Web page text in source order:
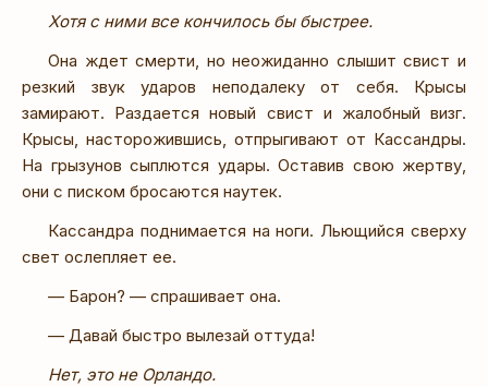
Хотя с ними все кончилось бы быстрее.
Она ждет смерти, но неожиданно слышит свист и
резкий звук ударов неподалеку от себя. Крысы
замирают. Раздается новый свист и жалобный визг.
Крысы, насторожившись, отпрыгивают от Кассандры.
На грызунов сыплются удары. Оставив свою жертву,
они с писком бросаются наутек.
Кассандра поднимается на ноги. Льющийся сверху
свет ослепляет ее.
— Барон? — спрашивает она.
— Давай быстро вылезай оттуда!
Нет, это не Орландо.